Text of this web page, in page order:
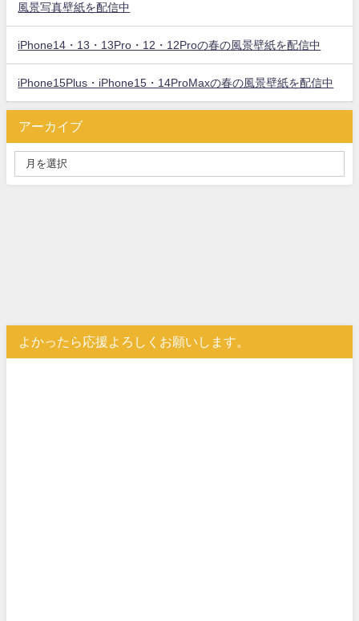
風景写真壁紙を配信中
iPhone14・13・13Pro・12・12Proの春の風景壁紙を配信中
iPhone15Plus・iPhone15・14ProMaxの春の風景壁紙を配信中
アーカイブ
よかったら応援よろしくお願いします。